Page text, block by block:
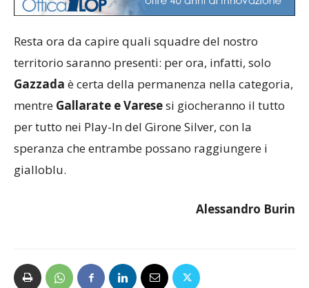
Resta ora da capire quali squadre del nostro
territorio saranno presenti: per ora, infatti, solo
Gazzada è certa della permanenza nella categoria,
mentre Gallarate e Varesesi giocheranno il tutto
per tutto nei Play-In del Girone Silver, con la
speranza che entrambe possano raggiungere i
gialloblu.
Alessandro Burin